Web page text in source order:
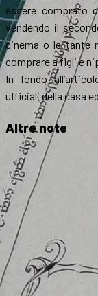
essere comprato
vendendo il
cinema o le tante
comprare a figli e
In fondo
ufficiali della casa
Altre note